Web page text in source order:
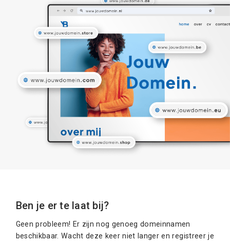
Ben je er te laat bij?
Geen probleem! Er zijn nog genoeg domeinnamen
beschikbaar. Wacht deze keer niet langer en registreer je